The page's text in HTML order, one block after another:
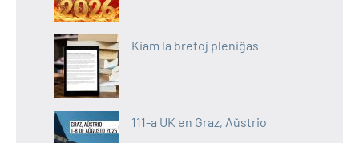
Kiam la bretoj pleniĝas
111-a UK en Graz, Aŭstrio